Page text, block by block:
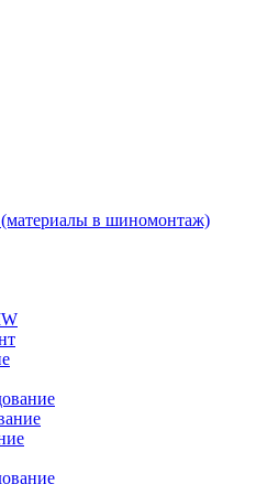
в шиномонтаж)